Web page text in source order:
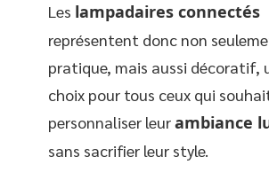
Les lampadaires connectés
représentent donc non
pratique, mais aussi décoratif,
choix pour tous ceux qui
personnaliser leurambiance
sans sacrifier leur style.